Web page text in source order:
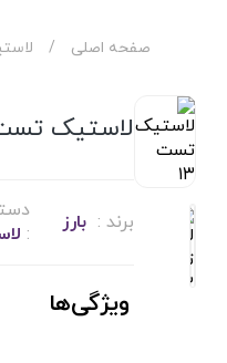
صفحه اصلی /
لاستیک تست
برند : بارز
:
ویژگی‌ها